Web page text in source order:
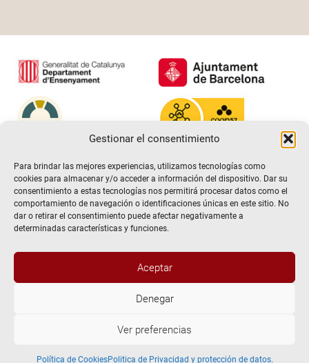
Gestionar el consentimiento
Para brindar las mejores experiencias, utilizamos tecnologías como
cookies para almacenar y/o acceder a información del dispositivo. Dar su
consentimiento a estas tecnologías nos permitirá procesar datos como el
comportamiento de navegación o identificaciones únicas en este sitio. No
dar o retirar el consentimiento puede afectar negativamente a
determinadas características y funciones.
Aceptar
Denegar
Ver preferencias
Política de CookiesPolitica de Privacidad y protección de datos.
Aviso Legal
Política de Cookies